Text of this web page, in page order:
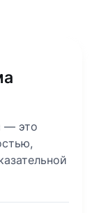
— это